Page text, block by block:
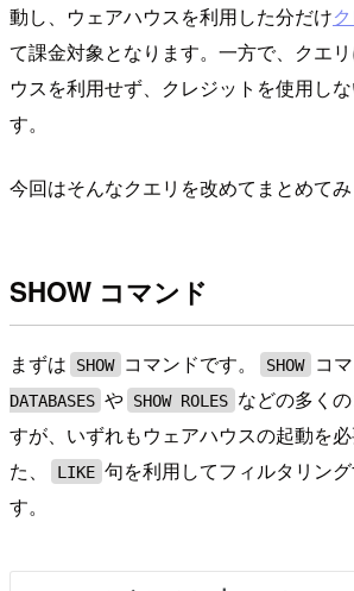
動し、ウェアハウスを利用した分だけ
て課金対象となります。一方で、クエ
ウスを利用せず、クレジットを使用し
す。
今回はそんなクエリを改めてまとめてみ
SHOW コマンド
まずは SHOW コマンドです。 SHOW コ
DATABASES や SHOW ROLES などの多く
すが、いずれもウェアハウスの起動を
た、
LIKE 句を利用してフィルタリン
す。